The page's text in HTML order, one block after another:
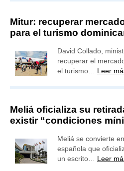
Mitur: recuperar
para el turismo
David Collado,
recuperar el
el turismo… Leer
Meliá oficializa su
existir “condiciones
Meliá se convierte
española que
un escrito… Leer